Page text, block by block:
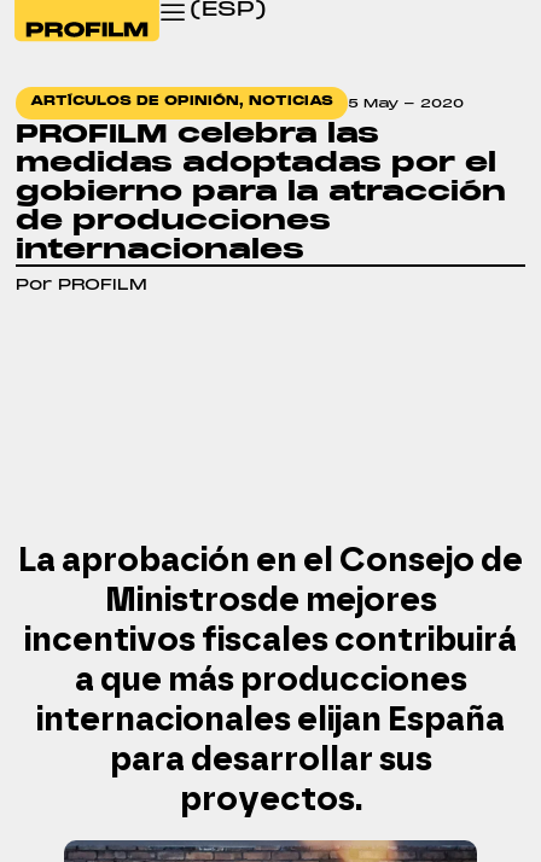
(ESP)
ARTÍCULOS DE OPINIÓN, NOTICIAS 5 May - 2020
PROFILM celebra las
medidas adoptadas por el
gobierno para la atracción
de producciones
internacionales
Por PROFILM
La aprobación en el Consejo de
Ministrosde mejores
incentivos fiscales contribuirá
a que más producciones
internacionales elijan España
para desarrollar sus
proyectos.